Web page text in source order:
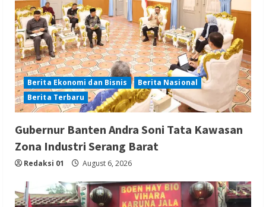
Berita Ekonomi dan Bisnis
Berita Nasional
Berita Terbaru
Gubernur Banten Andra Soni Tata Kawasan
Zona Industri Serang Barat
Redaksi 01 August 6, 2026